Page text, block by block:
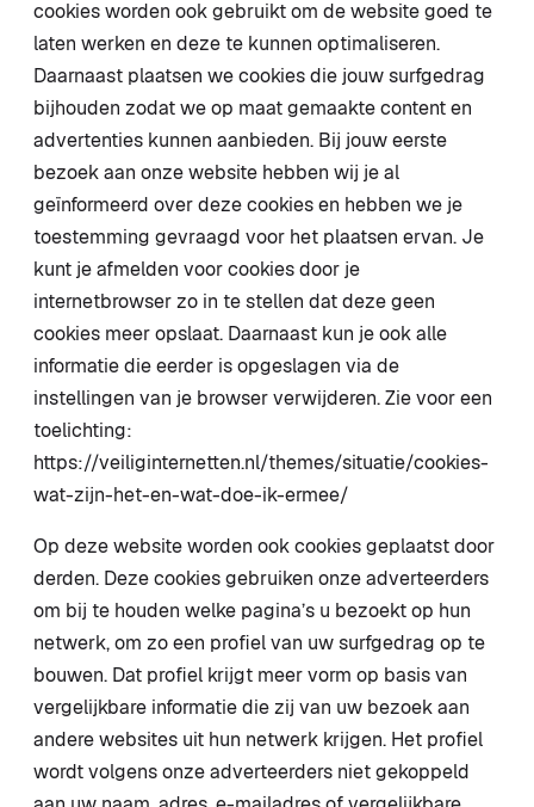
cookies worden ook gebruikt om de website goed te
laten werken en deze te kunnen optimaliseren.
Daarnaast plaatsen we cookies die jouw surfgedrag
bijhouden zodat we op maat gemaakte content en
advertenties kunnen aanbieden. Bij jouw eerste
bezoek aan onze website hebben wij je al
geïnformeerd over deze cookies en hebben we je
toestemming gevraagd voor het plaatsen ervan. Je
kunt je afmelden voor cookies door je
internetbrowser zo in te stellen dat deze geen
cookies meer opslaat. Daarnaast kun je ook alle
informatie die eerder is opgeslagen via de
instellingen van je browser verwijderen. Zie voor een
toelichting:
https://veiliginternetten.nl/themes/situatie/cookies-
wat-zijn-het-en-wat-doe-ik-ermee/
Op deze website worden ook cookies geplaatst door
derden. Deze cookies gebruiken onze adverteerders
om bij te houden welke pagina’s u bezoekt op hun
netwerk, om zo een profiel van uw surfgedrag op te
bouwen. Dat profiel krijgt meer vorm op basis van
vergelijkbare informatie die zij van uw bezoek aan
andere websites uit hun netwerk krijgen. Het profiel
wordt volgens onze adverteerders niet gekoppeld